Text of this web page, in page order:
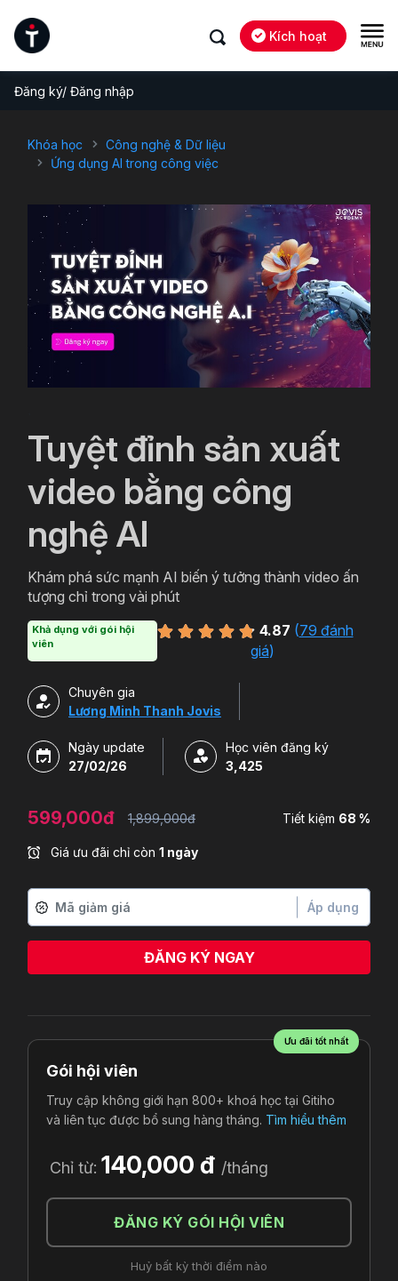
Kích hoạt
Đăng ký/ Đăng nhập
Khóa học
Công nghệ & Dữ liệu
Ứng dụng AI trong công việc
Tuyệt đỉnh sản xuất
video bằng công
nghệ AI
Khám phá sức mạnh AI biến ý tưởng thành video ấn
tượng chỉ trong vài phút
Khả dụng với gói hội
viên
4.87 (79 đánh
giá)
Chuyên gia
Lương Minh Thanh Jovis
Ngày update
27/02/26
Học viên đăng ký
3,425
599,000đ 1,899,000đ Tiết kiệm 68 %
Giá ưu đãi chỉ còn 1 ngày
Áp dụng
ĐĂNG KÝ NGAY
Ưu đãi tốt nhất
Gói hội viên
Truy cập không giới hạn 800+ khoá học tại Gitiho
và liên tục được bổ sung hàng tháng. Tìm hiểu thêm
Chỉ từ: 140,000 đ /tháng
ĐĂNG KÝ GÓI HỘI VIÊN
Huỷ bất kỳ thời điểm nào